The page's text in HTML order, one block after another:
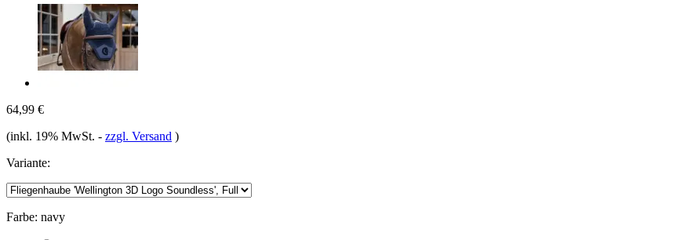
64,99 €
(inkl. 19% MwSt. - zzgl. Versand )
Variante:
Farbe: navy